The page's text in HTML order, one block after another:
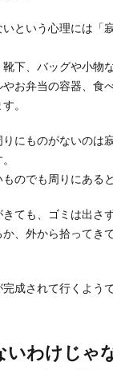
限必要なものとは
最低限のものしか持たな
ういう生活を送りたい独身
綺麗な家を維持する
を維持することができる
方も...
掃除に対してやる気が出
部屋を片付けたい
という心理には「
下、バッグや小物
お弁当の容器、食
。
にものがないのは
のでも周りにある
ても、ゴミは出さ
、外から拾ってき
成されて行くようで
いわけじゃ